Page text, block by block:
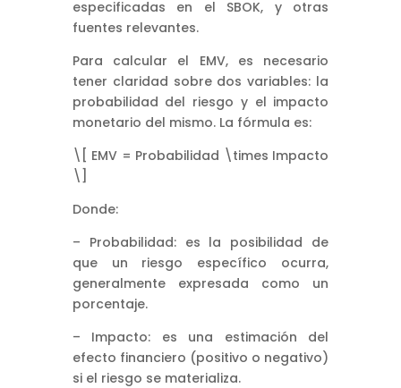
especificadas en el SBOK, y otras
fuentes relevantes.
Para calcular el EMV, es necesario
tener claridad sobre dos variables: la
probabilidad del riesgo y el impacto
monetario del mismo. La fórmula es:
\[ EMV = Probabilidad \times Impacto
\]
Donde:
– Probabilidad: es la posibilidad de
que un riesgo específico ocurra,
generalmente expresada como un
porcentaje.
– Impacto: es una estimación del
efecto financiero (positivo o negativo)
si el riesgo se materializa.